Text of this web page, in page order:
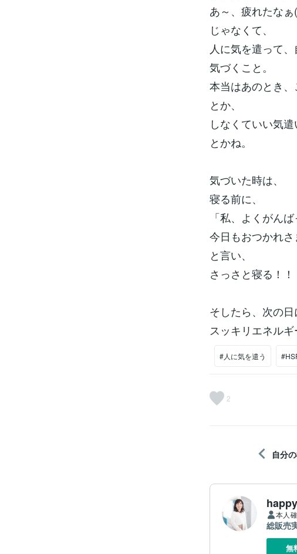
あ～、疲れたな
じゃなくて、
人に気を遣って
気づくこと。
本当はあのとき、
とか、
しなくていい気遣
とかね。
気づいた時は、
寝る前に、
「私、よくがんば
今日もおつかれさ
と言い、
さっさと寝る！！
そしたら、次の
スッキリエネル
#人に気を遣う
2
自分
本人
総販売
無